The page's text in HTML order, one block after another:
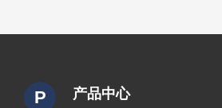
P 产品中心